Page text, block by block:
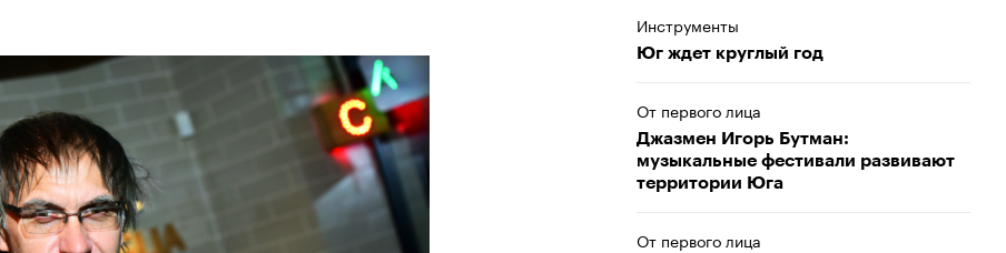
Инструменты
Юг ждет круглый год
От первого лица
Джазмен Игорь Бутман:
музыкальные фестивали развивают
территории Юга
От первого лица